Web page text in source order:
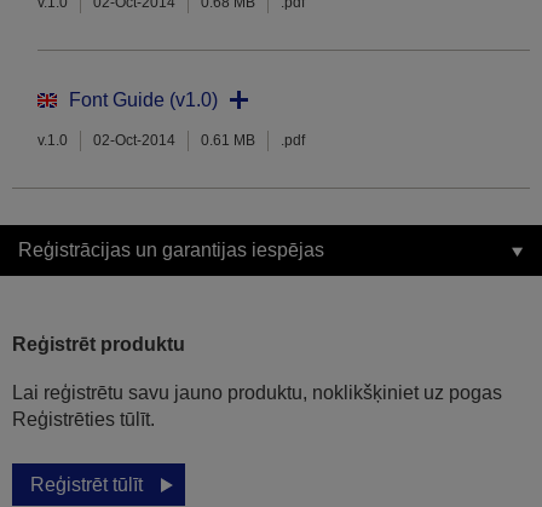
Font Guide (v1.0)
v.1.0 02-Oct-2014 0.61 MB .pdf
Reģistrācijas un garantijas iespējas
Reģistrēt produktu
Lai reģistrētu savu jauno produktu, noklikšķiniet uz pogas
Reģistrēties tūlīt.
Reģistrēt tūlīt